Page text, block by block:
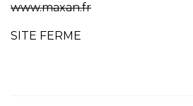
www.maxan.fr
SITE FERME